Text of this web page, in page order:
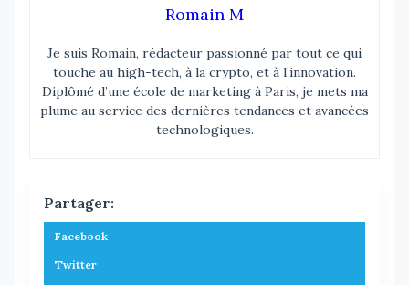
Romain M
Je suis Romain, rédacteur passionné par tout ce qui
touche au high-tech, à la crypto, et à l’innovation.
Diplômé d’une école de marketing à Paris, je mets ma
plume au service des dernières tendances et avancées
technologiques.
Partager:
Facebook
Twitter